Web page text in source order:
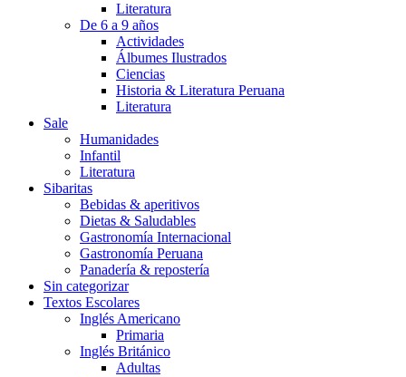
Literatura
De 6 a 9 años
Actividades
Álbumes Ilustrados
Ciencias
Historia & Literatura Peruana
Literatura
Sale
Humanidades
Infantil
Literatura
Sibaritas
Bebidas & aperitivos
Dietas & Saludables
Gastronomía Internacional
Gastronomía Peruana
Panadería & repostería
Sin categorizar
Textos Escolares
Inglés Americano
Primaria
Inglés Británico
Adultas